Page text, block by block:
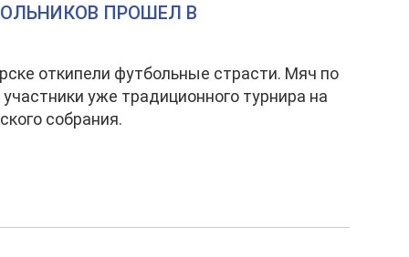
ПРОШЕЛ В
откипели футбольные страсти. Мяч по
уже традиционного турнира на
собрания.